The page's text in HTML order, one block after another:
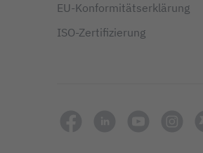
EU-Konformitätserklärung
ISO-Zertifizierung